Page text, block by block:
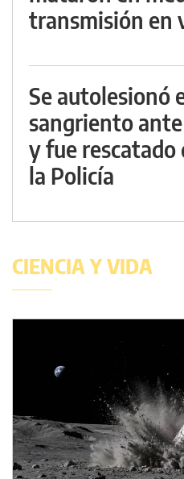
transmisión en
Se autolesionó
sangriento
y fue rescatado
la Policía
CIENCIA Y VIDA